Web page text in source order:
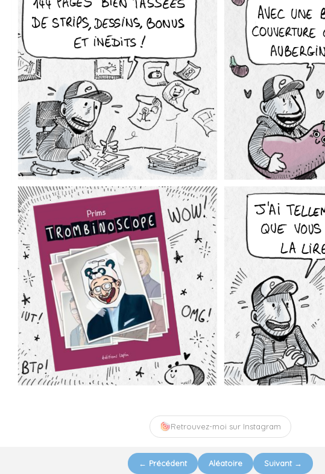
Retrouvez-moi sur Instagram
← Précédent Aléatoire Suivant →